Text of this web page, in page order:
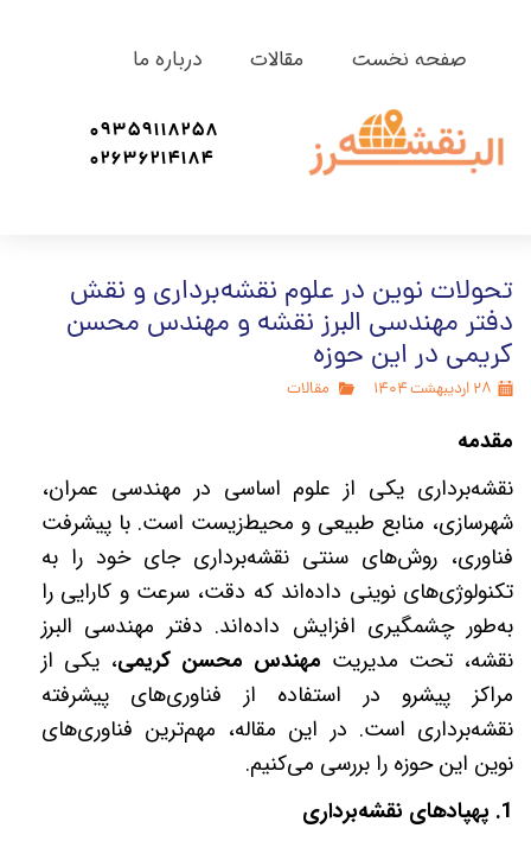
صفحه نخست مقالات درباره ما
09359118258
02636214184
تحولات نوین در علوم نقشه‌برداری و نقش
دفتر مهندسی البرز نقشه و مهندس محسن
کریمی در این حوزه
۲۸ اردیبهشت ۱۴۰۴ مقالات
مقدمه
نقشه‌برداری یکی از علوم اساسی در مهندسی عمران،
شهرسازی، منابع طبیعی و محیط‌زیست است. با پیشرفت
فناوری، روش‌های سنتی نقشه‌برداری جای خود را به
تکنولوژی‌های نوینی داده‌اند که دقت، سرعت و کارایی را
به‌طور چشمگیری افزایش داده‌اند. دفتر مهندسی البرز
نقشه، تحت مدیریت مهندس محسن کریمی، یکی از
مراکز پیشرو در استفاده از فناوری‌های پیشرفته
نقشه‌برداری است. در این مقاله، مهم‌ترین فناوری‌های
نوین این حوزه را بررسی می‌کنیم.
1. پهپادهای نقشه‌برداری